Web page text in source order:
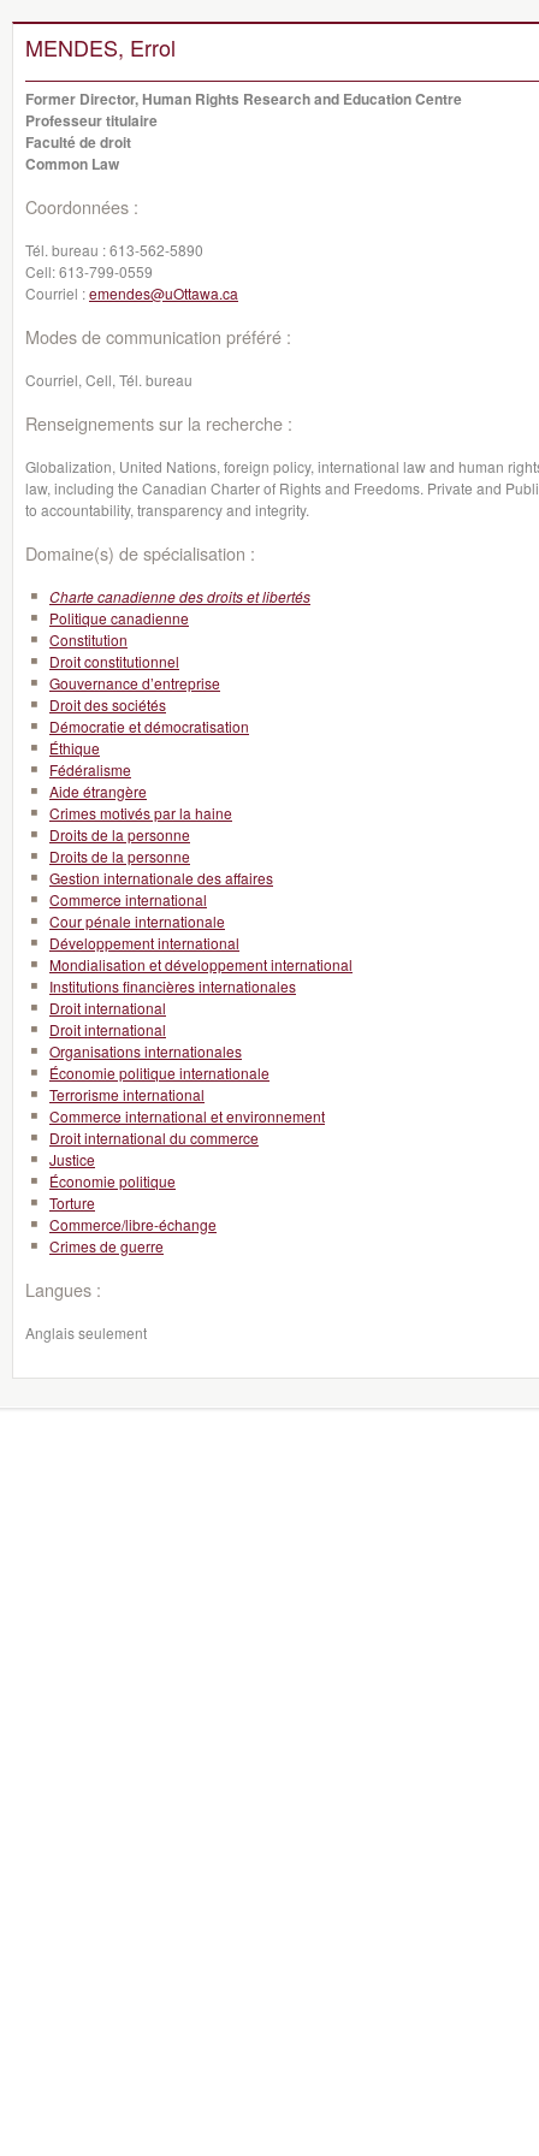
MENDES, Errol
Former Director, Human Rights Research and Education Centre
Professeur titulaire
Faculté de droit
Common Law
Coordonnées :
Tél. bureau :613-562-5890
Cell:613-799-0559
Courriel :emendes@uOttawa.ca
Modes de communication préféré :
Courriel, Cell, Tél. bureau
Renseignements sur la recherche :
Globalization, United Nations, foreign policy, international law and human
law, including the Canadian Charter of Rights and Freedoms. Private and
to accountability, transparency and integrity.
Domaine(s) de spécialisation :
Charte canadienne des droits et libertés
Politique canadienne
Constitution
Droit constitutionnel
Gouvernance d’entreprise
Droit des sociétés
Démocratie et démocratisation
Éthique
Fédéralisme
Aide étrangère
Crimes motivés par la haine
Droits de la personne
Droits de la personne
Gestion internationale des affaires
Commerce international
Cour pénale internationale
Développement international
Mondialisation et développement international
Institutions financières internationales
Droit international
Droit international
Organisations internationales
Économie politique internationale
Terrorisme international
Commerce international et environnement
Droit international du commerce
Justice
Économie politique
Torture
Commerce/libre-échange
Crimes de guerre
Langues :
Anglais seulement